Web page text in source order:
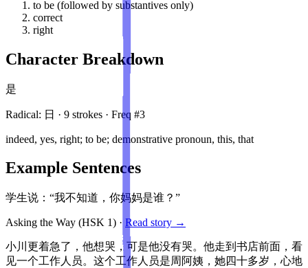
to be (followed by substantives only)
correct
right
Character Breakdown
是
Radical: 日 · 9 strokes · Freq #3
indeed, yes, right; to be; demonstrative pronoun, this, that
Example Sentences
学生说：“我不知道，你妈妈是谁？”
Asking the Way (HSK 1) · Read story →
小川更着急了，他想哭，可是他没有哭。他走到书店前面，看
见一个工作人员。这个工作人员是周阿姨，她四十多岁，心地